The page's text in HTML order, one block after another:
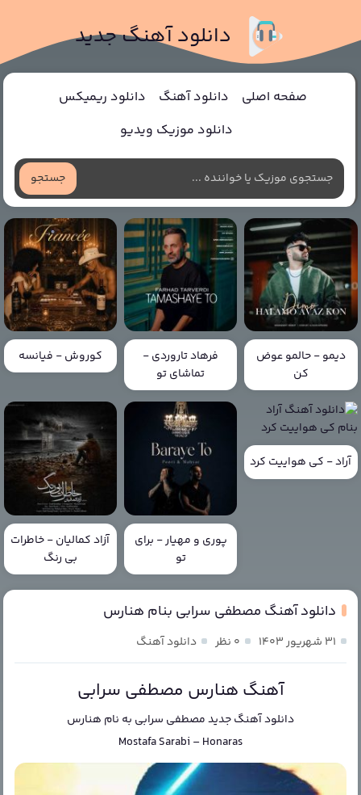
دانلود آهنگ جدید
صفحه اصلی دانلود آهنگ
دانلود ریمیکس
دانلود موزیک ویدیو
جستجو
دیمو - حالمو عوض
کن
فرهاد تاروردی -
تماشای تو
کوروش - فیانسه
آراد - کی هواییت کرد
پوری و مهیار - برای
تو
آزاد کمالیان - خاطرات
بی رنگ
دانلود آهنگ مصطفی سرابی بنام هنارس
۳۱ شهریور ۱۴۰۳ ۰ نظر دانلود آهنگ
آهنگ هنارس مصطفی سرابی
دانلود آهنگ جدیدمصطفی سرابی به نام هنارس
Mostafa Sarabi –Honaras